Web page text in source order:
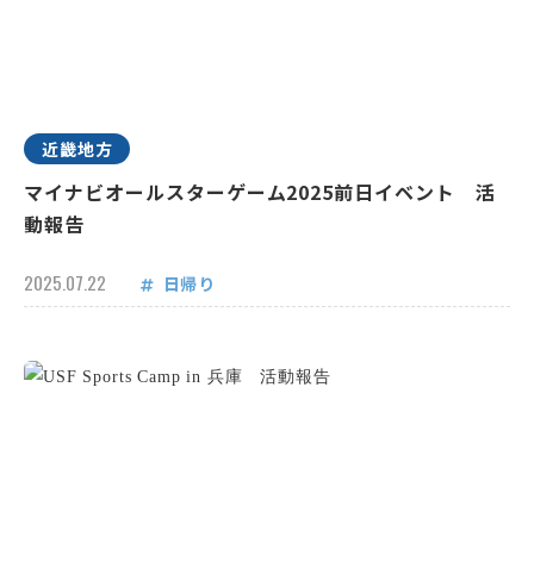
近畿地方
マイナビオールスターゲーム2025前日イベント 活
動報告
2025.07.22 日帰り